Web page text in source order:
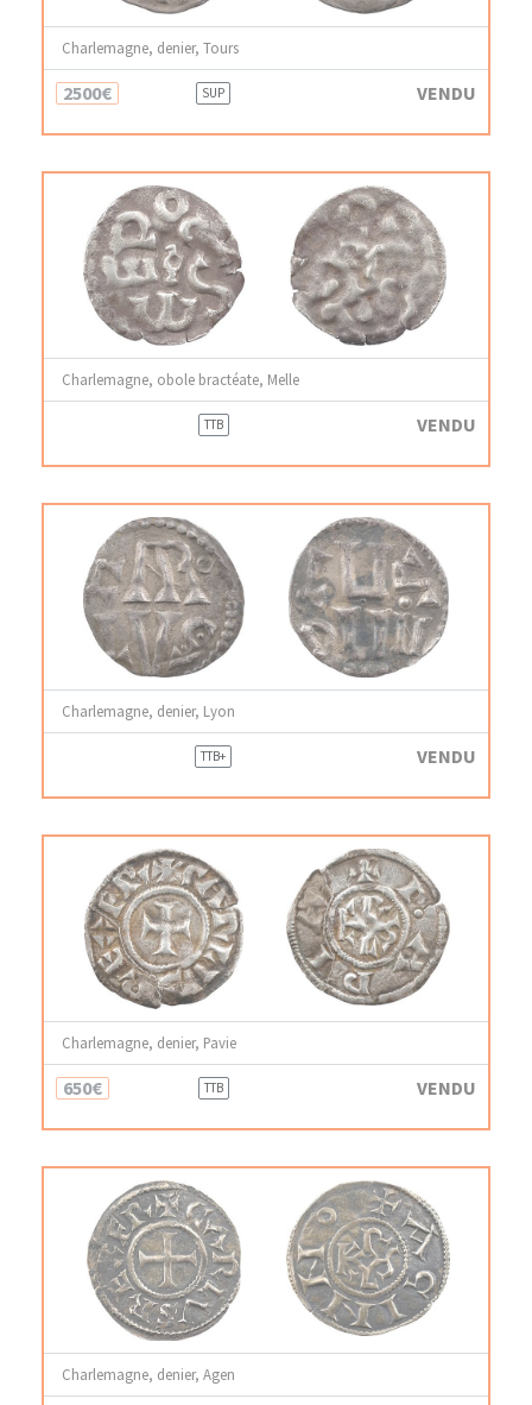
Charlemagne, denier, Tours
2500€ SUP VENDU
Charlemagne, obole bractéate, Melle
TTB VENDU
Charlemagne, denier, Lyon
TTB+ VENDU
Charlemagne, denier, Pavie
650€ TTB VENDU
Charlemagne, denier, Agen